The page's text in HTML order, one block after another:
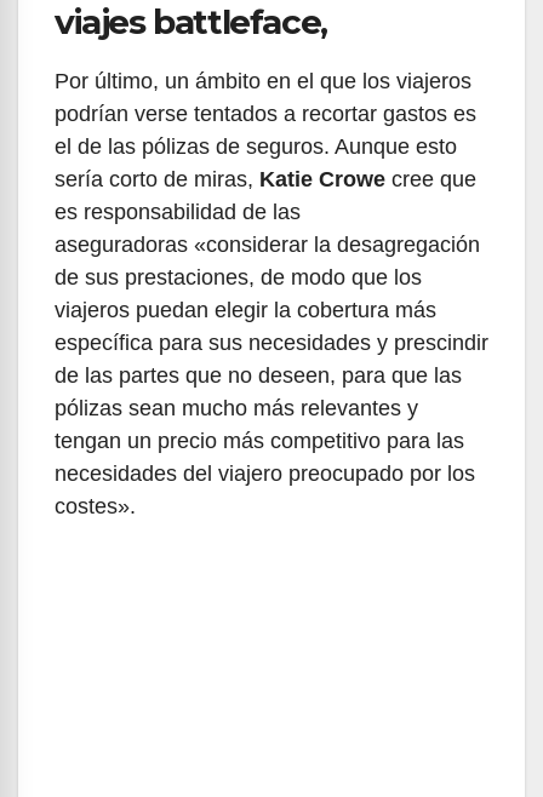
viajes battleface,
Por último, un ámbito en el que los viajeros
podrían verse tentados a recortar gastos es
el de las pólizas de seguros. Aunque esto
sería corto de miras, Katie Crowe cree que
es responsabilidad de las
aseguradoras «considerar la desagregación
de sus prestaciones, de modo que los
viajeros puedan elegir la cobertura más
específica para sus necesidades y prescindir
de las partes que no deseen, para que las
pólizas sean mucho más relevantes y
tengan un precio más competitivo para las
necesidades del viajero preocupado por los
costes».